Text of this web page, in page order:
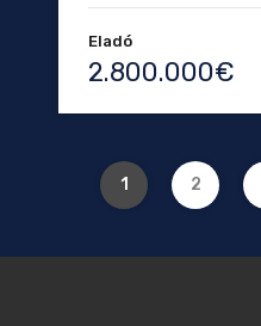
Eladó
2.800.000€
1 2